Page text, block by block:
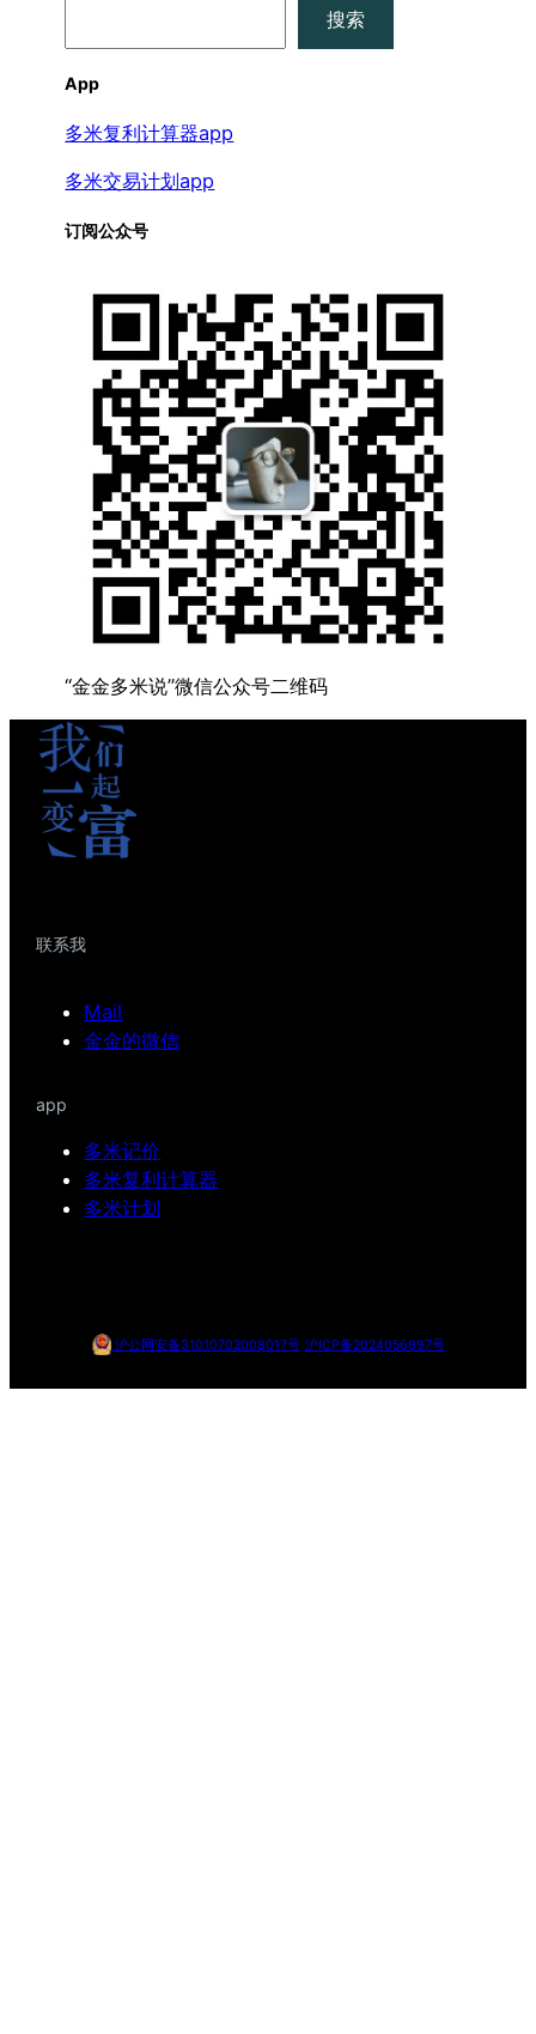
搜索
App
多米复利计算器app
多米交易计划app
订阅公众号
“金金多米说”微信公众号二维码
联系我
Mail
金金的微信
app
多米记价
多米复利计算器
多米计划
沪公网安备31010702008017号 沪ICP备2024056997号